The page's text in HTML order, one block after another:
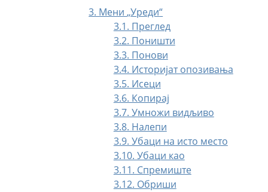
3. Мени„Уреди“
3.1. Преглед
3.2. Поништи
3.3. Понови
3.4. Историјат опозивања
3.5. Исеци
3.6. Копирај
3.7. Умножи видљиво
3.8. Налепи
3.9. Убаци на исто место
3.10. Убаци као
3.11. Спремиште
3.12. Обриши